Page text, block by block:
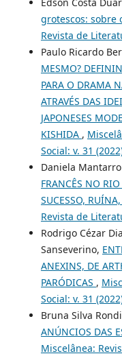
grotescos: sobre
Revista de
Paulo Ricardo
MESMO?
PARA O DRAMA
ATRAVÉS DAS
JAPONESES
KISHIDA ,
Social: v. 31
Daniela
FRANCÊS NO
SUCESSO,
Revista de
Rodrigo Cézar
Sanseverino,
ANEXINS, DE
PARÓDICAS ,
Social: v. 31
Bruna Silva
ANÚNCIOS DAS
Miscelânea: